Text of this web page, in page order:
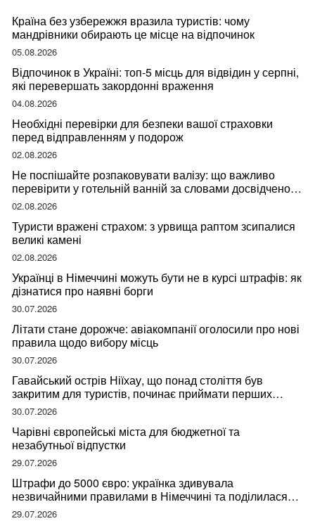
Країна без узбережжя вразила туристів: чому
мандрівники обирають це місце на відпочинок
05.08.2026
Відпочинок в Україні: топ-5 місць для відвідин у серпні,
які перевершать закордонні враження
04.08.2026
Необхідні перевірки для безпеки вашої страховки
перед відправленням у подорож
02.08.2026
Не поспішайте розпаковувати валізу: що важливо
перевірити у готельній ванній за словами досвідченої
мандрівниці
02.08.2026
Туристи вражені страхом: з урвища раптом зсипалися
великі камені
02.08.2026
Українці в Німеччині можуть бути не в курсі штрафів: як
дізнатися про наявні борги
30.07.2026
Літати стане дорожче: авіакомпанії оголосили про нові
правила щодо вибору місць
30.07.2026
Гавайський острів Ніїхау, що понад століття був
закритим для туристів, починає приймати перших
відвідувачів
30.07.2026
Чарівні європейські міста для бюджетної та
незабутньої відпустки
29.07.2026
Штрафи до 5000 євро: українка здивувала
незвичайними правилами в Німеччині та поділилася
правдою
29.07.2026